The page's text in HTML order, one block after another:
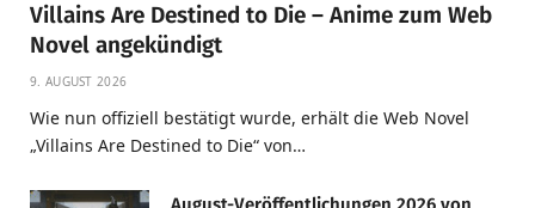
Villains Are Destined to Die – Anime zum Web
Novel angekündigt
9. AUGUST 2026
Wie nun offiziell bestätigt wurde, erhält die Web Novel
„Villains Are Destined to Die“ von…